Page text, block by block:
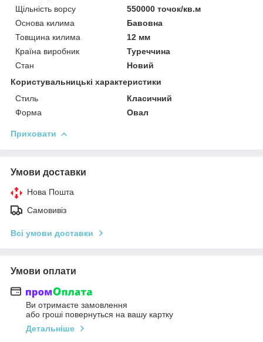
Щільність ворсу
550000 точок/кв.м
Основа килима
Бавовна
Товщина килима
12 мм
Країна виробник
Туреччина
Стан
Новий
Користувальницькі характеристики
Стиль
Класичний
Форма
Овал
Приховати
Умови доставки
Нова Пошта
Самовивіз
Всі умови доставки
Умови оплати
Ви отримаєте замовлення
або гроші повернуться на вашу картку
Детальніше